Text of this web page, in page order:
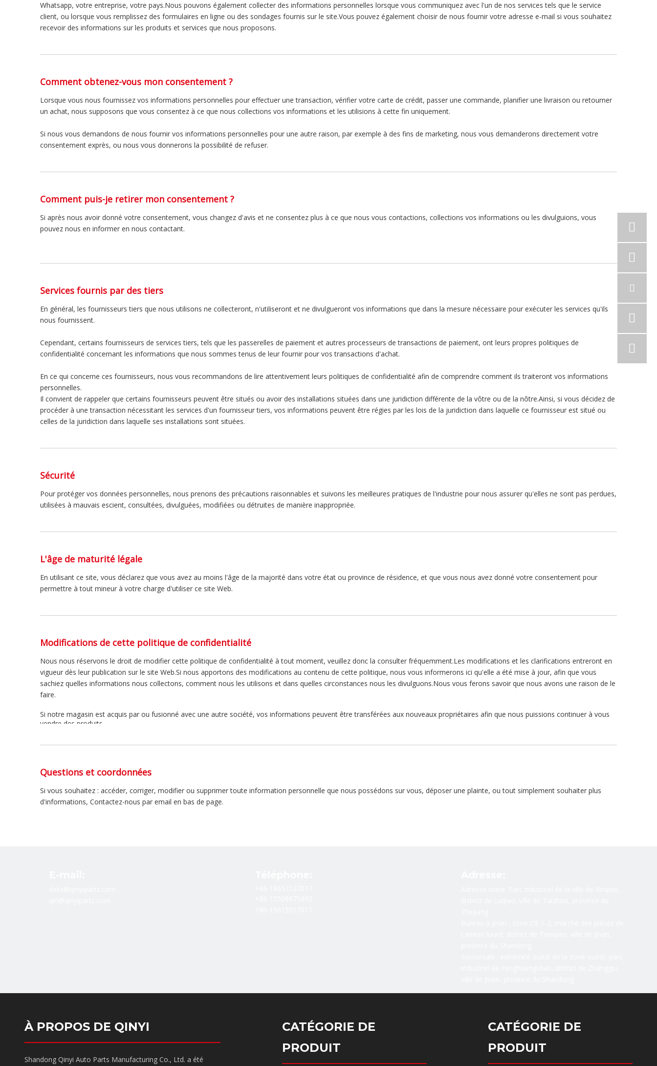
Whatsapp, votre entreprise, votre pays.Nous pouvons également collecter des informations personnelles lorsque vous communiquez avec l'un de nos services tels que le service
client, ou lorsque vous remplissez des formulaires en ligne ou des sondages fournis sur le site.Vous pouvez également choisir de nous fournir votre adresse e-mail si vous souhaitez
recevoir des informations sur les produits et services que nous proposons.
Comment obtenez-vous mon consentement ?
Lorsque vous nous fournissez vos informations personnelles pour effectuer une transaction, vérifier votre carte de crédit, passer une commande, planifier une livraison ou retourner
un achat, nous supposons que vous consentez à ce que nous collections vos informations et les utilisions à cette fin uniquement.
Si nous vous demandons de nous fournir vos informations personnelles pour une autre raison, par exemple à des fins de marketing, nous vous demanderons directement votre
consentement exprès, ou nous vous donnerons la possibilité de refuser.
Comment puis-je retirer mon consentement ?
Si après nous avoir donné votre consentement, vous changez d'avis et ne consentez plus à ce que nous vous contactions, collections vos informations ou les divulguions, vous
pouvez nous en informer en nous contactant.
Services fournis par des tiers
En général, les fournisseurs tiers que nous utilisons ne collecteront, n'utiliseront et ne divulgueront vos informations que dans la mesure nécessaire pour exécuter les services qu'ils
nous fournissent.
Cependant, certains fournisseurs de services tiers, tels que les passerelles de paiement et autres processeurs de transactions de paiement, ont leurs propres politiques de
confidentialité concernant les informations que nous sommes tenus de leur fournir pour vos transactions d'achat.
En ce qui concerne ces fournisseurs, nous vous recommandons de lire attentivement leurs politiques de confidentialité afin de comprendre comment ils traiteront vos informations
personnelles.
Il convient de rappeler que certains fournisseurs peuvent être situés ou avoir des installations situées dans une juridiction différente de la vôtre ou de la nôtre.Ainsi, si vous décidez de
procéder à une transaction nécessitant les services d'un fournisseur tiers, vos informations peuvent être régies par les lois de la juridiction dans laquelle ce fournisseur est situé ou
celles de la juridiction dans laquelle ses installations sont situées.
Sécurité
Pour protéger vos données personnelles, nous prenons des précautions raisonnables et suivons les meilleures pratiques de l'industrie pour nous assurer qu'elles ne sont pas perdues,
utilisées à mauvais escient, consultées, divulguées, modifiées ou détruites de manière inappropriée.
L'âge de maturité légale
En utilisant ce site, vous déclarez que vous avez au moins l'âge de la majorité dans votre état ou province de résidence, et que vous nous avez donné votre consentement pour
permettre à tout mineur à votre charge d'utiliser ce site Web.
Modifications de cette politique de confidentialité
Nous nous réservons le droit de modifier cette politique de confidentialité à tout moment, veuillez donc la consulter fréquemment.Les modifications et les clarifications entreront en
vigueur dès leur publication sur le site Web.Si nous apportons des modifications au contenu de cette politique, nous vous informerons ici qu'elle a été mise à jour, afin que vous
sachiez quelles informations nous collectons, comment nous les utilisons et dans quelles circonstances nous les divulguons.Nous vous ferons savoir que nous avons une raison de le
faire.
Si notre magasin est acquis par ou fusionné avec une autre société, vos informations peuvent être transférées aux nouveaux propriétaires afin que nous puissions continuer à vous
vendre des produits.
Questions et coordonnées
Si vous souhaitez : accéder, corriger, modifier ou supprimer toute information personnelle que nous possédons sur vous, déposer une plainte, ou tout simplement souhaiter plus
d'informations, Contactez-nous par email en bas de page.
À PROPOS DE QINYI
Shandong Qinyi Auto Parts Manufacturing Co., Ltd. a été
CATÉGORIE DE
PRODUIT
CATÉGORIE DE
PRODUIT